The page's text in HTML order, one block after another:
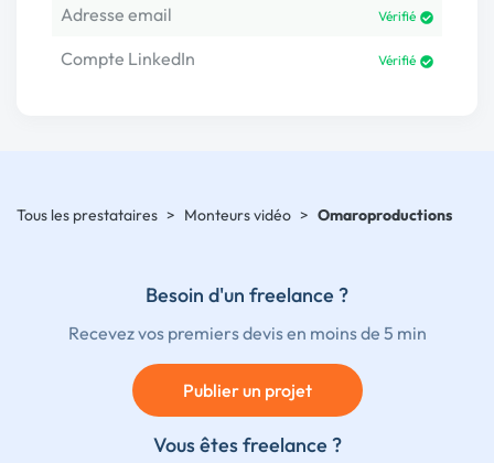
Adresse email Vérifié
Compte LinkedIn Vérifié
Tous les prestataires > Monteurs vidéo > Omaroproductions
Besoin d'un freelance ?
Recevez vos premiers devis en moins de 5 min
Publier un projet
Vous êtes freelance ?